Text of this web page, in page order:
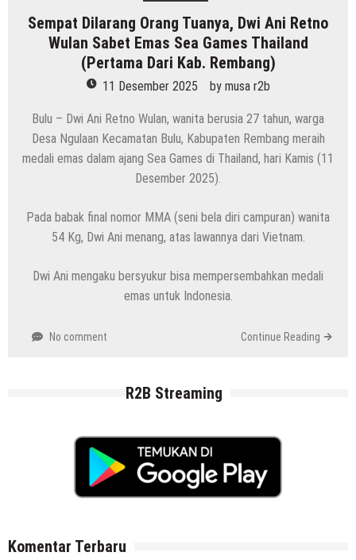
Sempat Dilarang Orang Tuanya, Dwi Ani Retno
Wulan Sabet Emas Sea Games Thailand
(Pertama Dari Kab. Rembang)
11 Desember 2025 by musa r2b
Bulu – Dwi Ani Retno Wulan, wanita berusia 27 tahun, warga
Desa Ngulaan Kecamatan Bulu, Kabupaten Rembang meraih
medali emas dalam ajang Sea Games di Thailand, hari Kamis (11
Desember 2025).
Pada babak final nomor MMA (seni bela diri campuran) wanita
54 Kg, Dwi Ani menang, atas lawannya dari Vietnam.
Dwi Ani mengaku bersyukur bisa mempersembahkan medali
emas untuk Indonesia.
No comment Continue Reading
R2B Streaming
Komentar Terbaru